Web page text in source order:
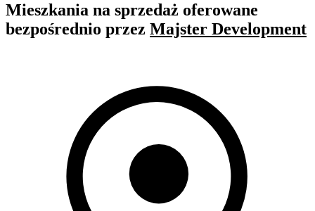
Mieszkania na sprzedaż oferowane
bezpośrednio przez Majster Development